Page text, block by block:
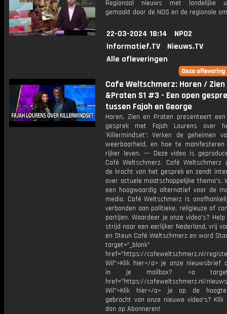
Regionaal nieuws met landelijke
gemaakt door de NOS en de regionale
22-03-2024 18:14
NPO2
Informatief.TV
Nieuws.TV
Alle afleveringen
Cafe Weltschmerz: Horen / Zien
&Praten S1 #3 - Een open
tussen Fajah en George
Horen, Zien en Praten presenteert
gesprek met Fajah Lourens over
'Killermindset': Verken de geheimen
weerbaarheid, en hoe te
rijker leven. --- Deze video is
Café Weltschmerz. Café Weltschmerz
de kracht van het gesprek en zendt
over actuele maatschappelijke thema's.
een hoogwaardig alternatief voor de
media. Café Weltschmerz is
verbonden aan politieke, religieuze of
partijen. Waardeer je onze video's?
strijd naar een eerlijker Nederland, vrij
en Steun Café Weltschmerz en word
target="_blank"
href="https://cafeweltschmerz.nl/
Wil">Klik hier</a> je onze nieuwsbrief
in je mailbox? <a
href="https://cafeweltschmerz.nl/
Wil">Klik hier</a> je op de
gebracht van onze nieuwe video's? Klik
dan op Abonneren!